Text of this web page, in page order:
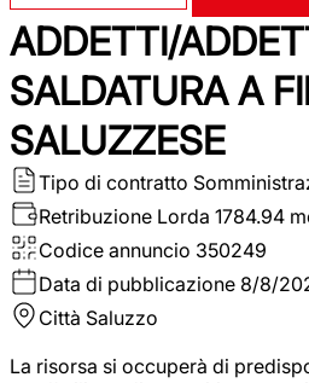
ADDETTI/
SALDATURA A
SALUZZESE
Tipo di contratto
Retribuzione Lorda 1784.94
Codice annuncio 350249
Data di pubblicazione 8/8/
Città Saluzzo
La risorsa si occuperà di